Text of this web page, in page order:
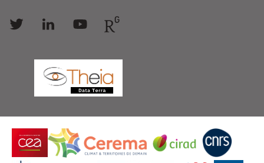
Follow Follow